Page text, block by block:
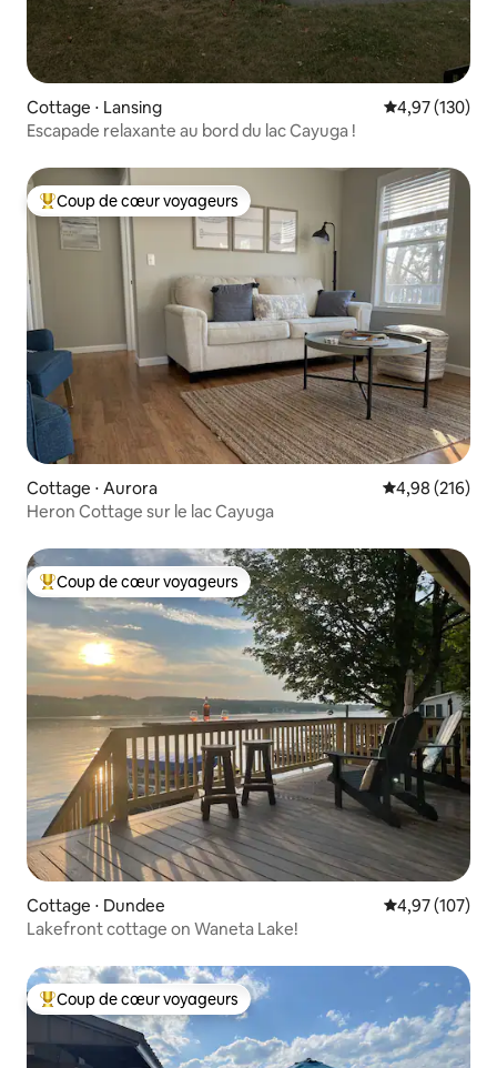
Cottage ⋅ Lansing Évaluation
4,97 (130)
Escapade relaxante au bord du lac Cayuga !
Coups de cœur voyageurs les plus appréciés
Coup de cœur voyageurs
Cottage ⋅ Aurora Évaluation
4,98 (216)
Heron Cottage sur le lac Cayuga
Coups de cœur voyageurs les plus appréciés
Coup de cœur voyageurs
Cottage ⋅ Dundee Évaluation
4,97 (107)
Lakefront cottage on Waneta Lake!
Coups de cœur voyageurs les plus appréciés
Coup de cœur voyageurs